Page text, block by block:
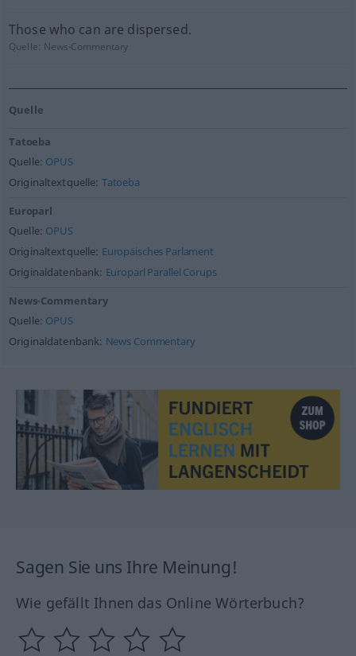
Those who can are dispersed.
Quelle: News-Commentary
Quelle
Tatoeba
Quelle: OPUS
Originaltextquelle: Tatoeba
Europarl
Quelle: OPUS
Originaltextquelle: Europäisches Parlament
Originaldatenbank: Europarl Parallel Corups
News-Commentary
Quelle: OPUS
Originaldatenbank: News Commentary
Sagen Sie uns Ihre Meinung!
Wie gefällt Ihnen das Online Wörterbuch?